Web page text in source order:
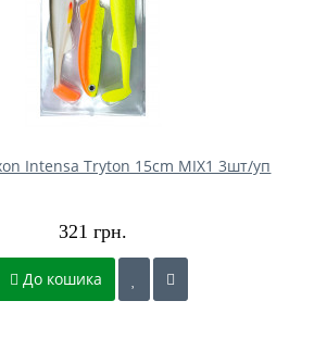
Intensa Tryton 15cm MIX1 3шт/уп
321 грн.
До кошика